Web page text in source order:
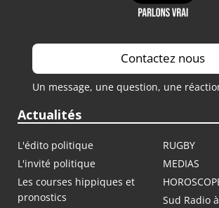
Contactez nous
Un message, une question, une
Actualités
L'édito politique
RUGBY
L'invité politique
MEDIAS
Les courses hippiques et
pronostics
Sud Radio